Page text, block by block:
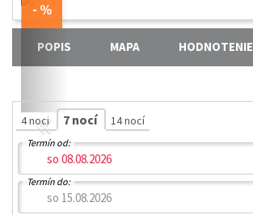
«
POPIS MAPA HODNOTENIE
4 noci 7 nocí 14 nocí
Termín od:
Termín do: